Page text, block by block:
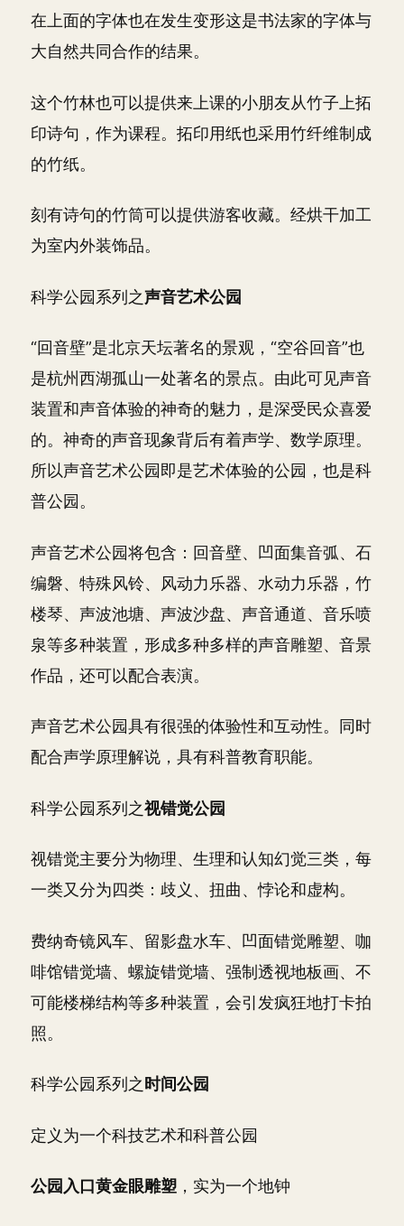
在上面的字体也在发生变形这是书法家的字体与
大自然共同合作的结果。
这个竹林也可以提供来上课的小朋友从竹子上拓
印诗句，作为课程。拓印用纸也采用竹纤维制成
的竹纸。
刻有诗句的竹筒可以提供游客收藏。经烘干加工
为室内外装饰品。
科学公园系列之声音艺术公园
“回音壁”是北京天坛著名的景观，“空谷回音”也
是杭州西湖孤山一处著名的景点。由此可见声音
装置和声音体验的神奇的魅力，是深受民众喜爱
的。神奇的声音现象背后有着声学、数学原理。
所以声音艺术公园即是艺术体验的公园，也是科
普公园。
声音艺术公园将包含：回音壁、凹面集音弧、石
编磐、特殊风铃、风动力乐器、水动力乐器，竹
楼琴、声波池塘、声波沙盘、声音通道、音乐喷
泉等多种装置，形成多种多样的声音雕塑、音景
作品，还可以配合表演。
声音艺术公园具有很强的体验性和互动性。同时
配合声学原理解说，具有科普教育职能。
科学公园系列之视错觉公园
视错觉主要分为物理、生理和认知幻觉三类，每
一类又分为四类：歧义、扭曲、悖论和虚构。
费纳奇镜风车、留影盘水车、凹面错觉雕塑、咖
啡馆错觉墙、螺旋错觉墙、强制透视地板画、不
可能楼梯结构等多种装置，会引发疯狂地打卡拍
照。
科学公园系列之 时间公园
定义为一个科技艺术和科普公园
公园入口黄金眼雕塑 ，实为一个地钟